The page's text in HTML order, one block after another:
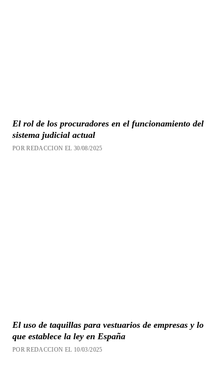
El rol de los procuradores en el funcionamiento del
sistema judicial actual
POR REDACCION EL 30/08/2025
El uso de taquillas para vestuarios de empresas y lo
que establece la ley en España
POR REDACCION EL 10/03/2025